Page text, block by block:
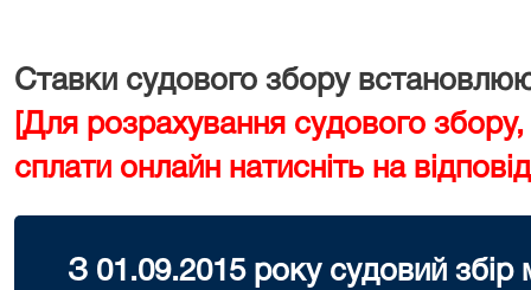
Ставки судового збору
[Для розрахування судового
сплати онлайн натисніть на
З 01.09.2015 року судовий